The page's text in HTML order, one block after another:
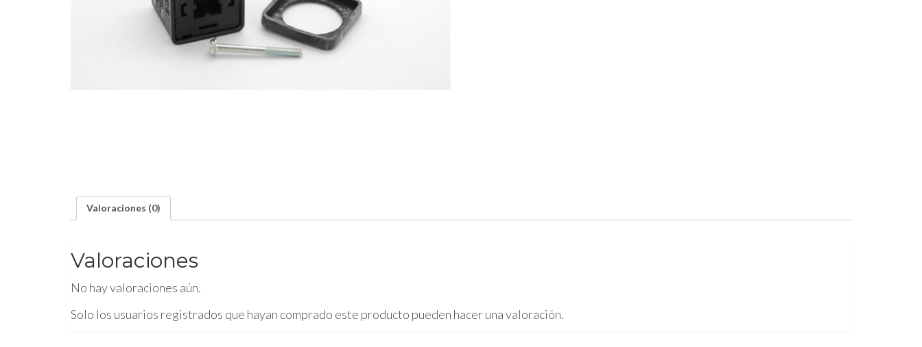
Valoraciones (0)
Valoraciones
No hay valoraciones aún.
Solo los usuarios registrados que hayan comprado este producto pueden hacer una valoración.